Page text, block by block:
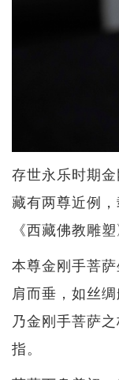
存世永乐时期
藏有两尊近例
《西藏佛教雕塑
本尊金刚手菩
肩而垂，如丝
乃金刚手菩萨
指。